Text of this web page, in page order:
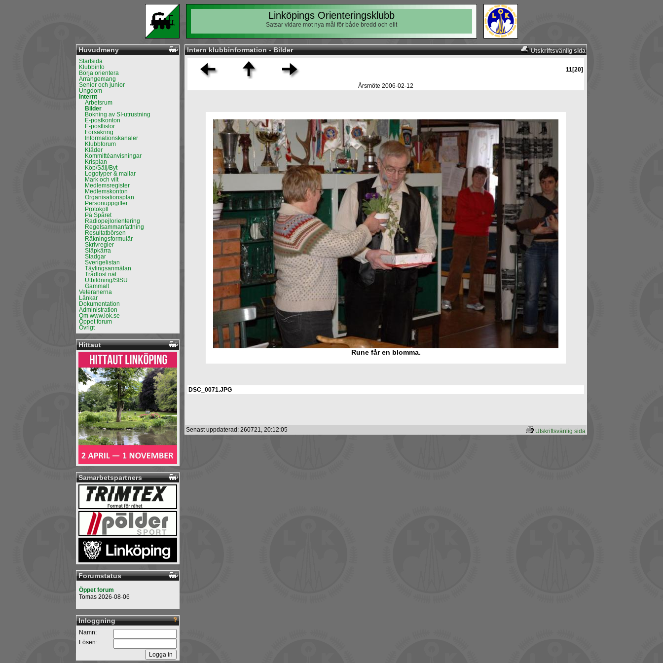
Linköpings Orienteringsklubb
Satsar vidare mot nya mål för både bredd och elit
Huvudmeny
Startsida
Klubbinfo
Börja orientera
Arrangemang
Senior och junior
Ungdom
Internt
Arbetsrum
Bilder
Bokning av SI-utrustning
E-postkonton
E-postlistor
Försäkring
Informationskanaler
Klubbforum
Kläder
Kommittéanvisningar
Krisplan
Köp/Sälj/Byt
Logotyper & mallar
Mark och vilt
Medlemsregister
Medlemskonton
Organisationsplan
Personuppgifter
Protokoll
På Spåret
Radiopejlorientering
Regelsammanfattning
Resultatbörsen
Räkningsformulär
Skrivregler
Släpkärra
Stadgar
Sverigelistan
Tävlingsanmälan
Trådlöst nät
Utbildning/SISU
Gammalt
Veteranerna
Länkar
Dokumentation
Administration
Om www.lok.se
Öppet forum
Övrigt
Hittaut
Samarbetspartners
Forumstatus
Öppet forum
Tomas 2026-08-06
Inloggning
Namn:
Lösen:
Utskriftsvänlig sida
Intern klubbinformation - Bilder
11[20]
Årsmöte 2006-02-12
Rune får en blomma.
DSC_0071.JPG
Utskriftsvänlig sida
Senast uppdaterad: 260721, 20:12:05